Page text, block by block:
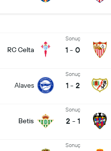
RC Celta
Sonuç
1 - 0
Alaves
Sonuç
1 - 2
Betis
Sonuç
2 - 1
Sonuç